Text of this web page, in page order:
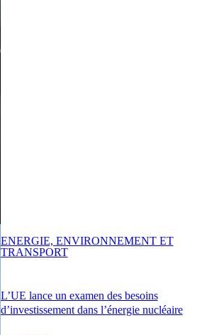
L’UE lance un examen des besoins
d’investissement dans l’énergie nucléaire
ENERGIE, ENVIRONNEMENT ET
TRANSPORT